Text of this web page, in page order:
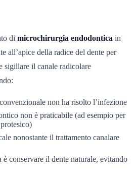
di microchirurgia endodontica in
all’apice della radice del dente per
sigillare il canale radicolare
convenzionale non ha risolto l’infezione
non è praticabile (ad esempio per
nonostante il trattamento canalare
conservare il dente naturale, evitando